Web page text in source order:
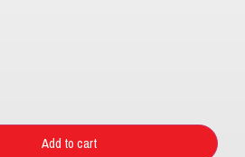
Add to cart